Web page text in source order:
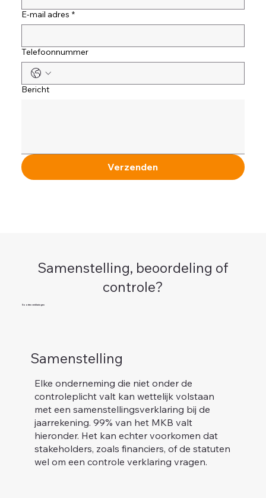
E-mail adres *
Telefoonnummer
Bericht
Verzenden
Samenstelling
Elke onderneming die niet onder de
controleplicht valt kan wettelijk volstaan
met een samenstellingsverklaring bij de
jaarrekening. 99% van het MKB valt
hieronder. Het kan echter voorkomen dat
stakeholders, zoals financiers, of de statuten
wel om een controle verklaring vragen.
Soorten verklaringen
Samenstelling, beoordeling of
controle?